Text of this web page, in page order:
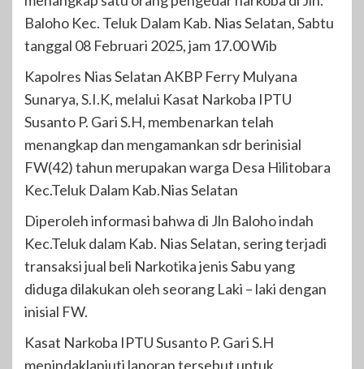
Baloho Kec. Teluk Dalam Kab. Nias Selatan, Sabtu
tanggal 08 Februari 2025, jam 17.00 Wib
Kapolres Nias Selatan AKBP Ferry Mulyana
Sunarya, S.I.K, melalui Kasat Narkoba IPTU
Susanto P. Gari S.H, membenarkan telah
menangkap dan mengamankan sdr berinisial
FW(42) tahun merupakan warga Desa Hilitobara
Kec.Teluk Dalam Kab.Nias Selatan
Diperoleh informasi bahwa di Jln Baloho indah
Kec.Teluk dalam Kab. Nias Selatan, sering terjadi
transaksi jual beli Narkotika jenis Sabu yang
diduga dilakukan oleh seorang Laki – laki dengan
inisial FW.
Kasat Narkoba IPTU Susanto P. Gari S.H
menindaklanjuti laporan tersebut untuk